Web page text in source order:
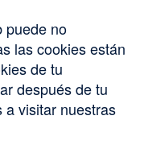
puede no
las cookies están
de tu
después de tu
a visitar nuestras